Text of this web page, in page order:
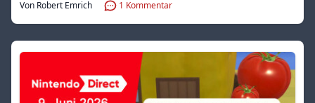
Von Robert Emrich 1 Kommentar